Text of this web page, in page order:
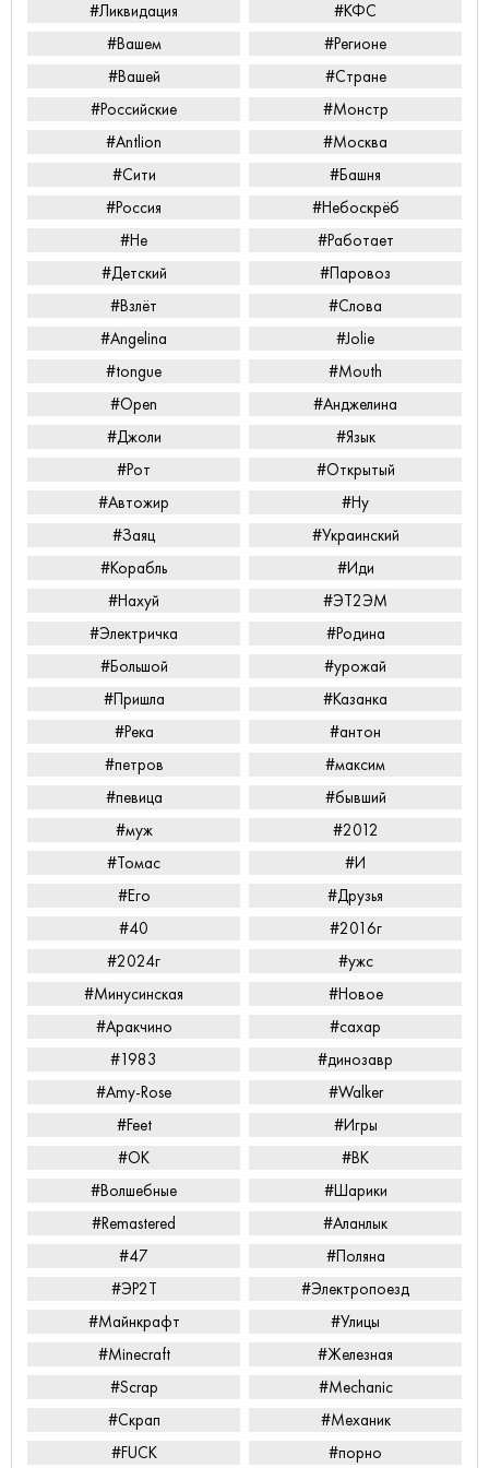
#Ликвидация
#КФС
#Вашем
#Регионе
#Вашей
#Стране
#Российские
#Монстр
#Antlion
#Москва
#Сити
#Башня
#Россия
#Небоскрёб
#Не
#Работает
#Детский
#Паровоз
#Взлёт
#Слова
#Angelina
#Jolie
#tongue
#Mouth
#Open
#Анджелина
#Джоли
#Язык
#Рот
#Открытый
#Автожир
#Ну
#Заяц
#Украинский
#Корабль
#Иди
#Нахуй
#ЭТ2ЭМ
#Электричка
#Родина
#Большой
#урожай
#Пришла
#Казанка
#Река
#антон
#петров
#максим
#певица
#бывший
#муж
#2012
#Томас
#И
#Его
#Друзья
#40
#2016г
#2024г
#ужс
#Минусинская
#Новое
#Аракчино
#сахар
#1983
#динозавр
#Amy-Rose
#Walker
#Feet
#Игры
#ОК
#ВК
#Волшебные
#Шарики
#Remastered
#Аланлык
#47
#Поляна
#ЭР2Т
#Электропоезд
#Майнкрафт
#Улицы
#Minecraft
#Железная
#Scrap
#Mechanic
#Скрап
#Механик
#FUCK
#порно